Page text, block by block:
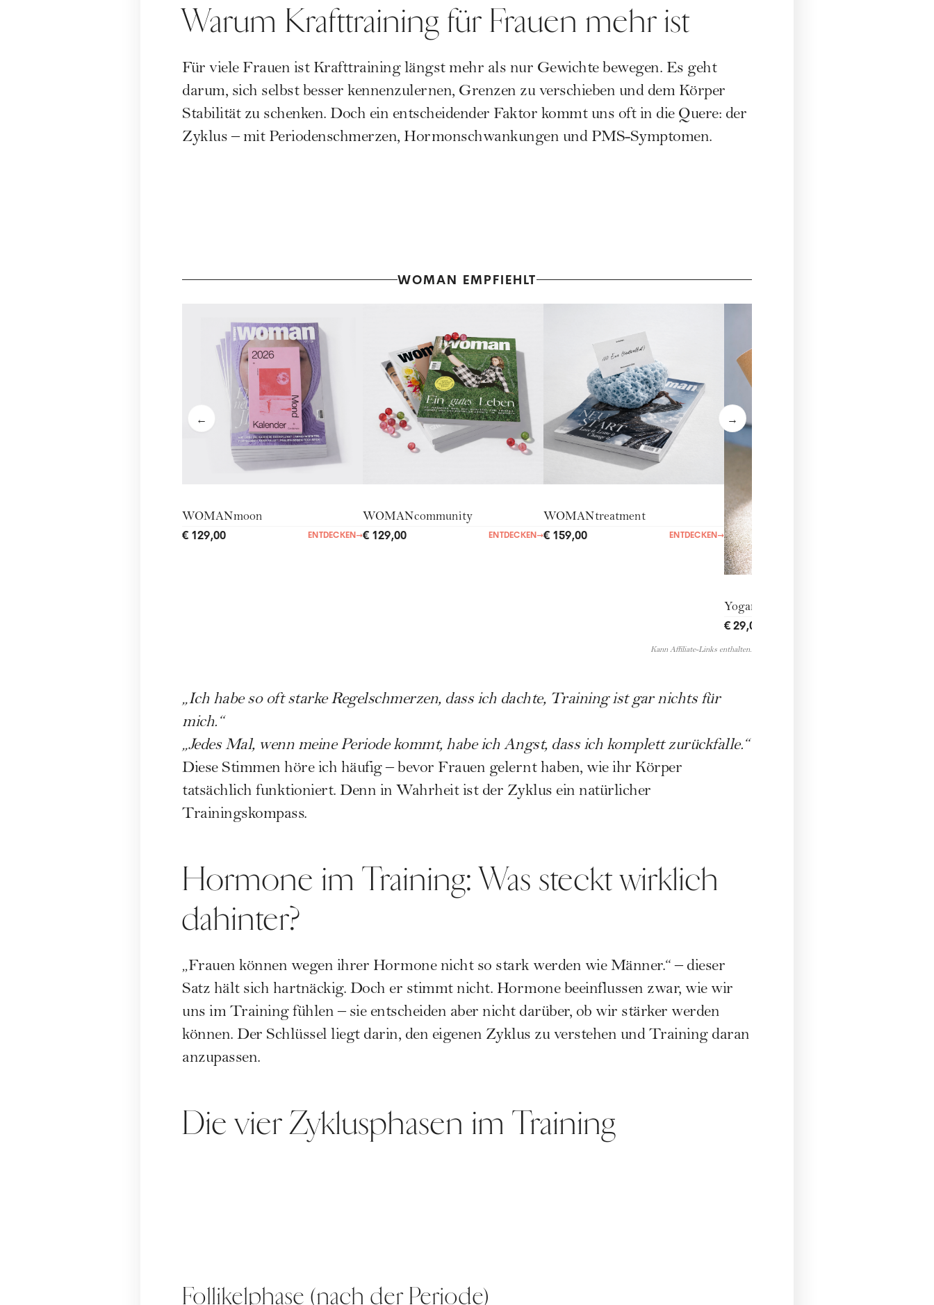
Warum Krafttraining für Frauen mehr ist
Für viele Frauen ist Krafttraining längst mehr als nur Gewichte bewegen. Es geht
darum, sich selbst besser kennenzulernen, Grenzen zu verschieben und dem Körper
Stabilität zu schenken. Doch ein entscheidender Faktor kommt uns oft in die Quere: der
Zyklus – mit Periodenschmerzen, Hormonschwankungen und PMS-Symptomen.
WOMAN EMPFIEHLT
← →
WOMANmoon
€ 129,00 ENTDECKEN→
WOMANcommunity
€ 129,00 ENTDECKEN→
WOMANtreatment
€ 159,00 ENTDECKEN→
Yogamatte
€ 29,00
Kann Affiliate-Links enthalten.
„Ich habe so oft starke Regelschmerzen, dass ich dachte, Training ist gar nichts für
mich.“
„Jedes Mal, wenn meine Periode kommt, habe ich Angst, dass ich komplett zurückfalle.“
Diese Stimmen höre ich häufig – bevor Frauen gelernt haben, wie ihr Körper
tatsächlich funktioniert. Denn in Wahrheit ist der Zyklus ein natürlicher
Trainingskompass.
Hormone im Training: Was steckt wirklich
dahinter?
„Frauen können wegen ihrer Hormone nicht so stark werden wie Männer.“ – dieser
Satz hält sich hartnäckig. Doch er stimmt nicht. Hormone beeinflussen zwar, wie wir
uns im Training fühlen – sie entscheiden aber nicht darüber, ob wir stärker werden
können. Der Schlüssel liegt darin, den eigenen Zyklus zu verstehen und Training daran
anzupassen.
Die vier Zyklusphasen im Training
Follikelphase (nach der Periode)